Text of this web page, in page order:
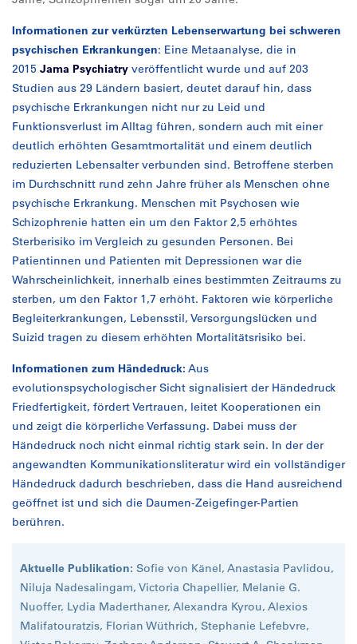
Informationen zur verkürzten Lebenserwartung bei schweren
psychischen Erkrankungen: Eine Metaanalyse, die in
2015 Jama Psychiatry veröffentlicht wurde und auf 203
Studien aus 29 Ländern basiert, deutet darauf hin, dass
psychische Erkrankungen nicht nur zu Leid und
Funktionsverlust im Alltag führen, sondern auch mit einer
deutlich erhöhten Gesamtmortalität und einem deutlich
reduzierten Lebensalter verbunden sind. Betroffene sterben
im Durchschnitt rund zehn Jahre früher als Menschen ohne
psychische Erkrankung. Menschen mit Psychosen wie
Schizophrenie hatten ein um den Faktor 2,5 erhöhtes
Sterberisiko im Vergleich zu gesunden Personen. Bei
Patientinnen und Patienten mit Depressionen war die
Wahrscheinlichkeit, innerhalb eines bestimmten Zeitraums zu
sterben, um den Faktor 1,7 erhöht. Faktoren wie körperliche
Begleiterkrankungen, Lebensstil, Versorgungslücken und
Suizid tragen zu diesem erhöhten Mortalitätsrisiko bei.
Informationen zum Händedruck: Aus
evolutionspsychologischer Sicht signalisiert der Händedruck
Friedfertigkeit, fördert Vertrauen, leitet Kooperationen ein
und zeigt die körperliche Verfassung. Dabei muss der
Händedruck noch nicht einmal richtig stark sein. In der der
angewandten Kommunikationsliteratur wird ein vollständiger
Händedruck dadurch beschrieben, dass die Hand ausreichend
geöffnet ist und sich die Daumen-Zeigefinger-Partien
berühren.
Aktuelle Publikation: Sofie von Känel, Anastasia Pavlidou,
Niluja Nadesalingam, Victoria Chapellier, Melanie G.
Nuoffer, Lydia Maderthaner, Alexandra Kyrou, Alexios
Malifatouratzis, Florian Wüthrich, Stephanie Lefebvre,